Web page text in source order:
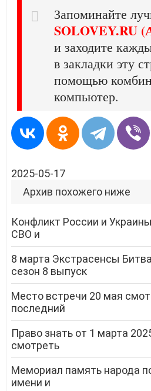
Запоминайте
SOLOVEY.RU
и заходите
в закладки эту
помощью
компьютер.
2025-05-17
Архив похожего ниже
Конфликт России и
СВО и
8 марта Экстрасенсы
сезон 8 выпуск
Место встречи 20 мая
последний
Право знать от 1 марта
смотреть
Мемориал память народа
имени и